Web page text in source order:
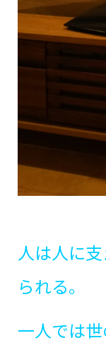
人は人に
られる。
一人では